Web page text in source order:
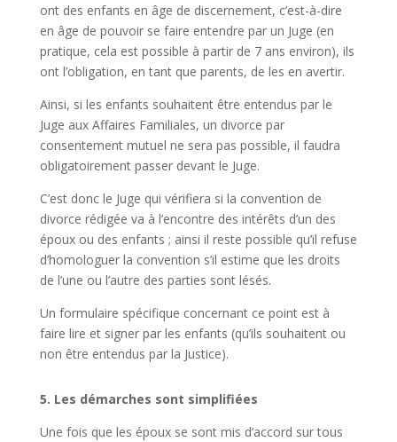
ont des enfants en âge de discernement, c’est-à-dire
en âge de pouvoir se faire entendre par un Juge (en
pratique, cela est possible à partir de 7 ans environ), ils
ont l’obligation, en tant que parents, de les en avertir.
Ainsi, si les enfants souhaitent être entendus par le
Juge aux Affaires Familiales, un divorce par
consentement mutuel ne sera pas possible, il faudra
obligatoirement passer devant le Juge.
C’est donc le Juge qui vérifiera si la convention de
divorce rédigée va à l’encontre des intérêts d’un des
époux ou des enfants ; ainsi il reste possible qu’il refuse
d’homologuer la convention s’il estime que les droits
de l’une ou l’autre des parties sont lésés.
Un formulaire spécifique concernant ce point est à
faire lire et signer par les enfants (qu’ils souhaitent ou
non être entendus par la Justice).
5. Les démarches sont simplifiées
Une fois que les époux se sont mis d’accord sur tous